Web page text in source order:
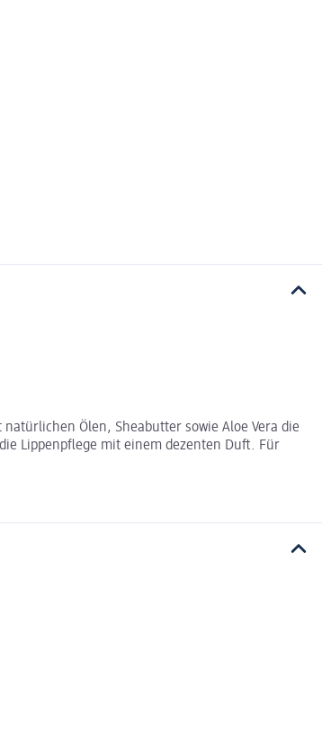
Ölen, Sheabutter sowie Aloe Vera die
Lippenpflege mit einem dezenten Duft. Für